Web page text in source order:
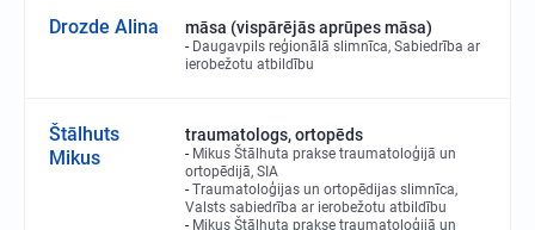
Drozde Alina māsa (vispārējās aprūpes māsa)
Daugavpils reģionālā slimnīca, Sabiedrība ar
ierobežotu atbildību
Štālhuts
Mikus
traumatologs, ortopēds
Mikus Štālhuta prakse traumatoloģijā un
ortopēdijā, SIA
Traumatoloģijas un ortopēdijas slimnīca,
Valsts sabiedrība ar ierobežotu atbildību
Mikus Štālhuta prakse traumatoloģijā un